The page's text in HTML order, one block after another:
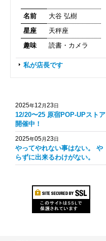
名前
大谷 弘樹
星座
天秤座
趣味
読書・カメラ
私が店長です
2025年12 月23日
12/20〜25 原宿POP-UPストア
開催中！
2025年05月23日
やってやれない事はない。 や
らずに出来るわけがない。